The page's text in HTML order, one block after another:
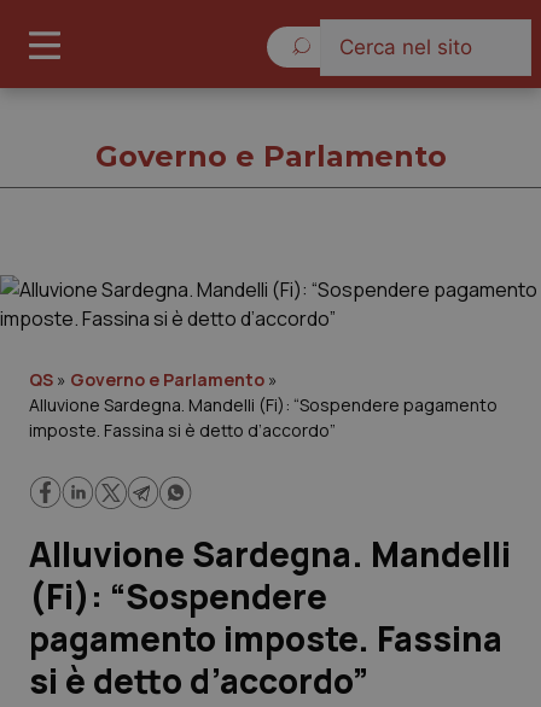
Governo e Parlamento
Regioni e Asl
Lavoro e Professioni
Scienza e Farmaci
Studi e Analisi
Governo e Parlamento
QS » Governo e Parlamento »
Alluvione Sardegna. Mandelli (Fi): “Sospendere pagamento
imposte. Fassina si è detto d’accordo”
Alluvione Sardegna. Mandelli
(Fi): “Sospendere
pagamento imposte. Fassina
si è detto d’accordo”